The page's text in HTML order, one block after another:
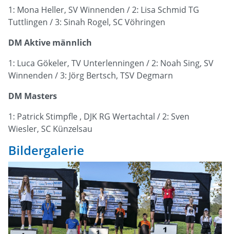
1: Mona Heller, SV Winnenden / 2: Lisa Schmid TG
Tuttlingen / 3: Sinah Rogel, SC Vöhringen
DM Aktive männlich
1: Luca Gökeler, TV Unterlenningen / 2: Noah Sing, SV
Winnenden / 3: Jörg Bertsch, TSV Degmarn
DM Masters
1: Patrick Stimpfle , DJK RG Wertachtal / 2: Sven
Wiesler, SC Künzelsau
Bildergalerie